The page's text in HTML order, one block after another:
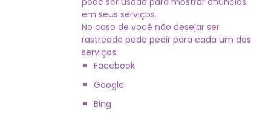
em seus serviços.
No caso de você não desejar ser
rastreado pode pedir para cada um dos
serviços:
Facebook
Google
Bing